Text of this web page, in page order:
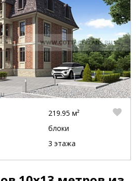
219.95 м²
блоки
3 этажа